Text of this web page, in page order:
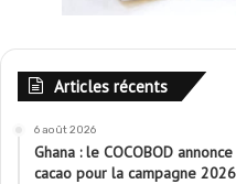
Articles récents
6 août 2026
Ghana : le COCOBOD
cacao pour la campagne